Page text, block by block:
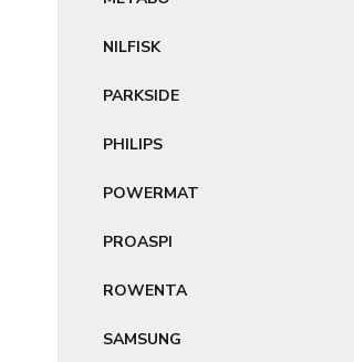
NILFISK
PARKSIDE
PHILIPS
POWERMAT
PROASPI
ROWENTA
SAMSUNG